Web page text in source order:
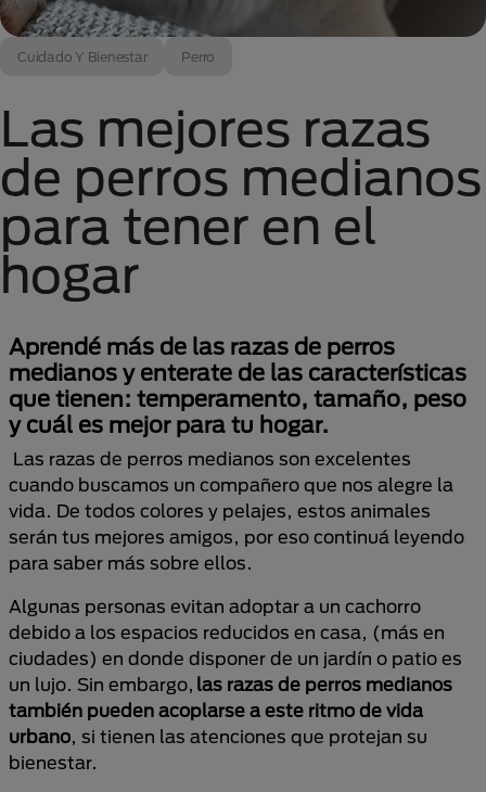
Cuidado Y Bienestar Perro
Las mejores razas
de perros medianos
para tener en el
hogar
Aprendé más de las razas de perros
medianos y enterate de las características
que tienen: temperamento, tamaño, peso
y cuál es mejor para tu hogar.
Las razas de perros medianos son excelentes
cuando buscamos un compañero que nos alegre la
vida. De todos colores y pelajes, estos animales
serán tus mejores amigos, por eso continuá leyendo
para saber más sobre ellos.
Algunas personas evitan adoptar a un cachorro
debido a los espacios reducidos en casa, (más en
ciudades) en donde disponer de un jardín o patio es
un lujo. Sin embargo, las razas de perros medianos
también pueden acoplarse a este ritmo de vida
urbano, si tienen las atenciones que protejan su
bienestar.